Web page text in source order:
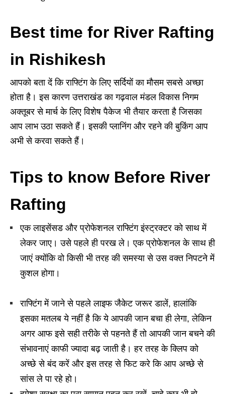
Best time for River Rafting
in Rishikesh
आपको बता दें कि राफ्टिंग के लिए सर्दियों का मौसम सबसे अच्छा
होता है। इस कारण उत्तराखंड का गढ़वाल मंडल विकास निगम
अक्तूबर से मार्च के लिए विशेष पैकेज भी तैयार करता है जिसका
आप लाभ उठा सकते हैं। इसकी प्लानिंग और रहने की बुकिंग आप
अभी से करवा सकते हैं।
Tips to know Before River
Rafting
एक लाइसेंसड और प्रोफेशनल राफ्टिंग इंस्ट्रक्टर को साथ में
लेकर जाए। उसे पहले ही परख ले। एक प्रोफेशनल के साथ ही
जाएं क्योंकि वो किसी भी तरह की समस्या से उस वक्त निपटने में
कुशल होगा।
राफ्टिंग में जाने से पहले लाइफ जैकेट जरूर डालें, हालांकि
इसका मतलब ये नहीं है कि ये आपकी जान बचा ही लेगा, लेकिन
अगर आफ इसे सही तरीके से पहनते हैं तो आपकी जान बचने की
संभावनाएं काफी ज्यादा बढ़ जाती है। हर तरह के क्लिप को
अच्छे से बंद करें और इस तरह से फिट करे कि आप अच्छे से
सांस ले पा रहे हो।